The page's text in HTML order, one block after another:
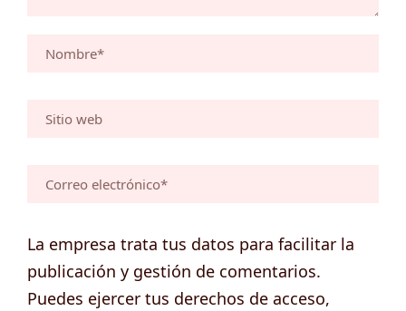
La empresa trata tus datos para facilitar la
publicación y gestión de comentarios.
Puedes ejercer tus derechos de acceso,